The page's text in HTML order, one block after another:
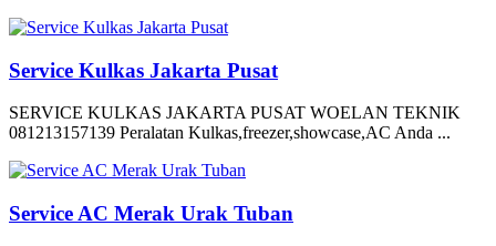
Service Kulkas Jakarta Pusat
SERVICE KULKAS JAKARTA PUSAT WOELAN TEKNIK
081213157139 Peralatan Kulkas,freezer,showcase,AC Anda ...
Service AC Merak Urak Tuban